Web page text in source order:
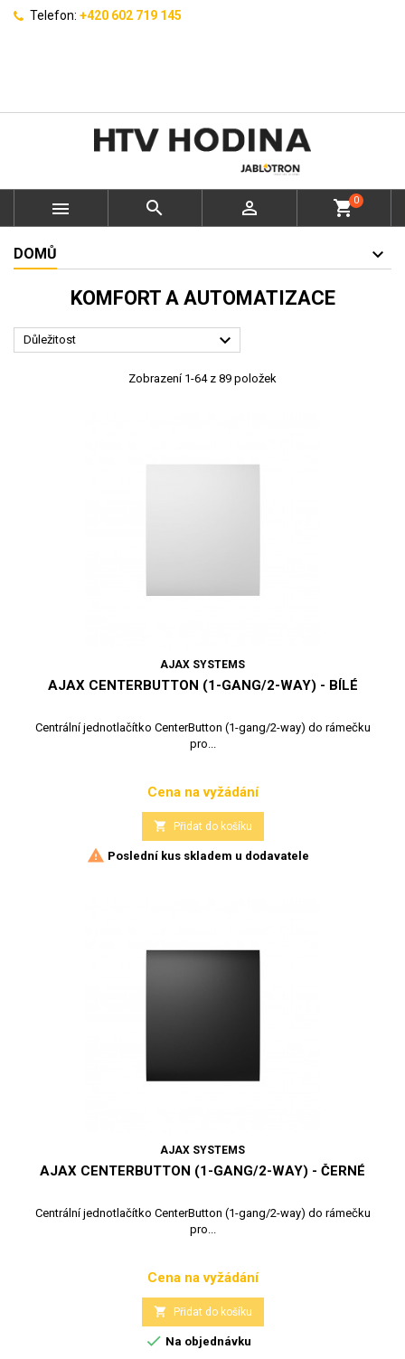
Telefon: +420 602 719 145
   shopping_cart0
DOMŮ
KOMFORT A AUTOMATIZACE
Důležitost 
Zobrazení 1-64 z 89 položek
AJAX SYSTEMS
AJAX CENTERBUTTON (1-GANG/2-WAY) - BÍLÉ
Centrální jednotlačítko CenterButton (1-gang/2-way) do rámečku
pro...
Cena
Cena na vyžádání
 Přidat do košíku
 Poslední kus skladem u dodavatele
AJAX SYSTEMS
AJAX CENTERBUTTON (1-GANG/2-WAY) - ČERNÉ
Centrální jednotlačítko CenterButton (1-gang/2-way) do rámečku
pro...
Cena
Cena na vyžádání
 Přidat do košíku
 Na objednávku